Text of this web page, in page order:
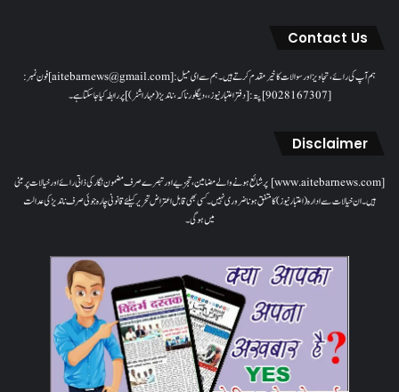
Contact Us
ہم آپ کی رائے، تجاویز اور سوالات کا خیرمقدم کرتے ہیں۔ ہم سےای میل: [aitebarnews@gmail.com]فون نمبر:
[9028167307]پتہ: [دفتر اعتبار نیوز، ، دیگلور ناکہ، ناندیڑ(مہاراشٹر) ] پر رابطہ کیا جاسکتا ہے۔
Disclaimer
[www.aitebarnews.com] پر شائع ہونے والے مضامین، تجزیے اور تبصرے صرف مضمون نگار کی ذاتی رائے اور خیالات پر مبنی
ہیں۔ ان خیالات سے ادارہ (اعتبار نیوز) کا متفق ہونا ضروری نہیں۔ کسی بھی قابل اعتراض تحریر کیلئے قانونی چارہ جوئی صرف ناندیڑ کی عدالت
میں ہوگی۔